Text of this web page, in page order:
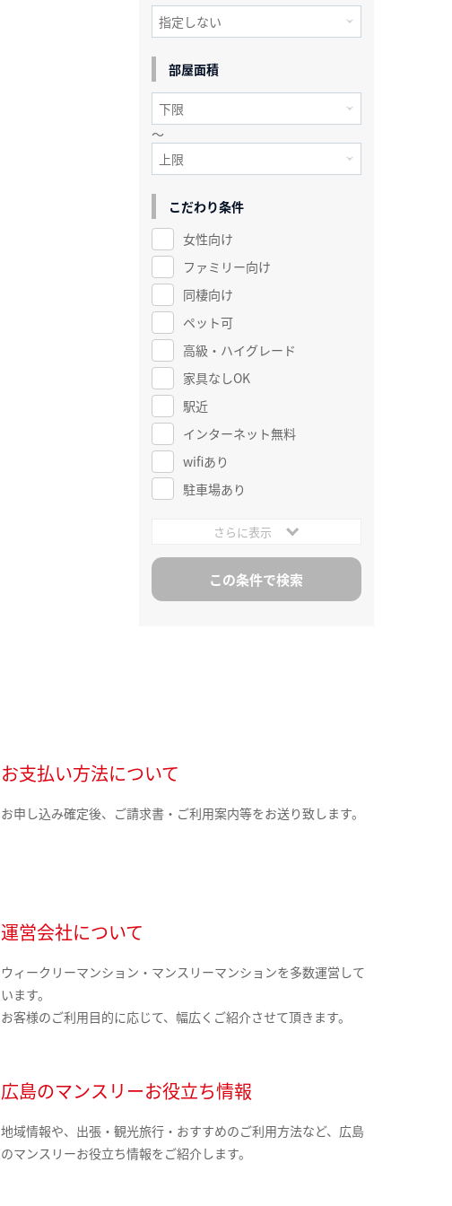
部屋面積
～
こだわり条件
女性向け
ファミリー向け
同棲向け
ペット可
高級・ハイグレード
家具なしOK
駅近
インターネット無料
wifiあり
駐車場あり
さらに表示
お支払い方法について
お申し込み確定後、ご請求書・ご利用案内等をお送り致します。
運営会社について
ウィークリーマンション・マンスリーマンションを多数運営して
います。
お客様のご利用目的に応じて、幅広くご紹介させて頂きます。
広島のマンスリーお役立ち情報
地域情報や、出張・観光旅行・おすすめのご利用方法など、広島
のマンスリーお役立ち情報をご紹介します。